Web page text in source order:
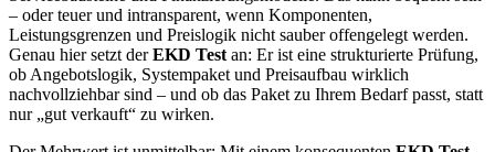
– oder teuer und intransparent, wenn Komponenten,
Leistungsgrenzen und Preislogik nicht sauber offengelegt werden.
Genau hier setzt derEKD Test an: Er ist eine strukturierte Prüfung,
ob Angebotslogik, Systempaket und Preisaufbau wirklich
nachvollziehbar sind – und ob das Paket zu Ihrem Bedarf passt, statt
nur „gut verkauft“ zu wirken.